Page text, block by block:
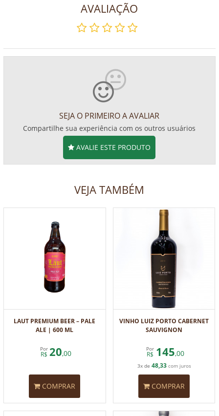
AVALIAÇÃO
SEJA O PRIMEIRO A AVALIAR
Compartilhe sua experiência com os outros usuários
AVALIE ESTE PRODUTO
VEJA TAMBÉM
LAUT PREMIUM BEER – PALE
ALE | 600 ML
Por
R$ 20,00
COMPRAR
VINHO LUIZ PORTO CABERNET
SAUVIGNON
Por
R$ 145,00
3x de 48,33com juros
COMPRAR